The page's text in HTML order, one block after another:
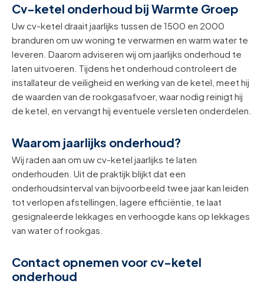
Cv-ketel onderhoud bij Warmte Groep
Uw cv-ketel draait jaarlijks tussen de 1500 en 2000
branduren om uw woning te verwarmen en warm water te
leveren. Daarom adviseren wij om jaarlijks onderhoud te
laten uitvoeren. Tijdens het onderhoud controleert de
installateur de veiligheid en werking van de ketel, meet hij
de waarden van de rookgasafvoer, waar nodig reinigt hij
de ketel, en vervangt hij eventuele versleten onderdelen.
Waarom jaarlijks onderhoud?
Wij raden aan om uw cv-ketel jaarlijks te laten
onderhouden. Uit de praktijk blijkt dat een
onderhoudsinterval van bijvoorbeeld twee jaar kan leiden
tot verlopen afstellingen, lagere efficiëntie, te laat
gesignaleerde lekkages en verhoogde kans op lekkages
van water of rookgas.
Contact opnemen voor cv-ketel
onderhoud